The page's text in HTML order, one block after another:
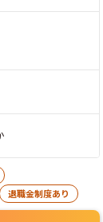
退職金制度あり